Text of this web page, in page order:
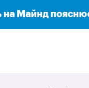
на Майнд